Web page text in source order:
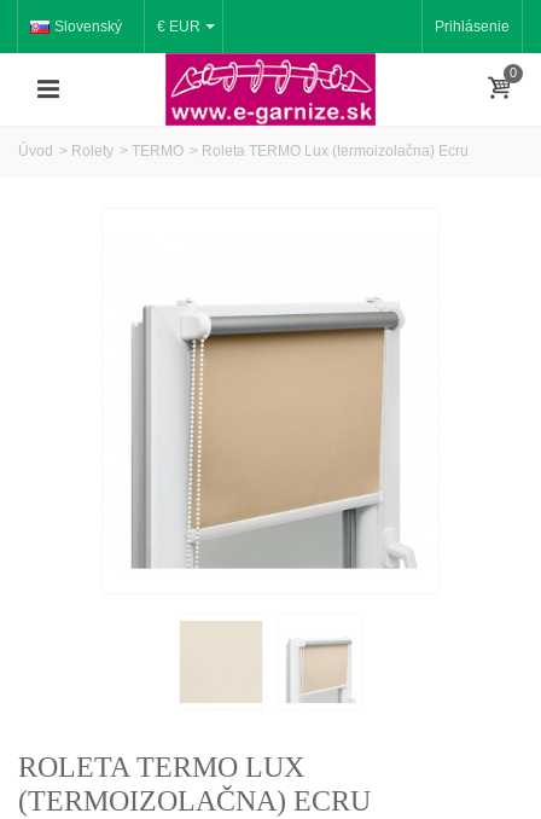
Slovenský Prihlásenie
€ EUR
0
Úvod > Rolety > TERMO > Roleta TERMO Lux (termoizolačna) Ecru
ROLETA TERMO LUX
(TERMOIZOLAČNA) ECRU